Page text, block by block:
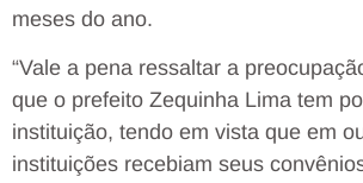
meses do ano.
“Vale a pena ressaltar a
que o prefeito Zequinha Lima tem
instituição, tendo em vista que em
instituições recebiam seus